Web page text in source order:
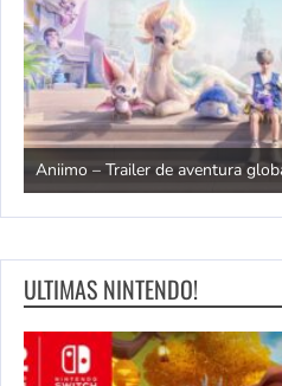
Aniimo – Trailer de aventura
ULTIMAS NINTENDO!